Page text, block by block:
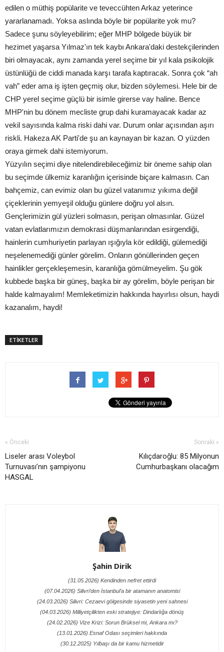
edilen o müthiş popülarite ve teveccühten Arkaz yeterince
yararlanamadı. Yoksa aslında böyle bir popülarite yok mu?
Sadece şunu söyleyebilirim; eğer MHP bölgede büyük bir
hezimet yaşarsa Yılmaz'ın tek kaybı Ankara'daki destekçilerinden
biri olmayacak, aynı zamanda yerel seçime bir yıl kala psikolojik
üstünlüğü de ciddi manada karşı tarafa kaptıracak. Sonra çok “ah
vah” eder ama iş işten geçmiş olur, bizden söylemesi. Hele bir de
CHP yerel seçime güçlü bir isimle girerse vay haline. Bence
MHP'nin bu dönem mecliste grup dahi kuramayacak kadar az
vekil sayısında kalma riski dahi var. Durum onlar açısından aşırı
riskli. Hakeza AK Parti'de şu an kaynayan bir kazan. O yüzden
oraya girmek dahi istemiyorum.
Yüzyılın seçimi diye nitelendirebileceğimiz bir öneme sahip olan
bu seçimde ülkemiz karanlığın içerisinde biçare kalmasın. Can
bahçemiz, can evimiz olan bu güzel vatanımız yıkıma değil
çiçeklerinin yemyeşil olduğu günlere doğru yol alsın.
Gençlerimizin gül yüzleri solmasın, perişan olmasınlar. Güzel
vatan evlatlarımızın demokrasi düşmanlarından esirgendiği,
hainlerin cumhuriyetin parlayan ışığıyla kör edildiği, gülemediği
neşelenemediği günler görelim. Onların gönüllerinden geçen
hainlikler gerçekleşemesin, karanlığa gömülmeyelim. Şu gök
kubbede başka bir güneş, başka bir ay görelim, böyle perişan bir
halde kalmayalım! Memleketimizin hakkında hayırlısı olsun, haydi
kazanalım, haydi!
ETİKETLER
« Önceki
Liseler arası Voleybol
Turnuvası’nın şampiyonu
HASGAL
Sonraki »
Kılıçdaroğlu: 85 Milyonun
Cumhurbaşkanı olacağım
Şahin Dirik
(31.05.2026) Kendinden nefret ettirdi
(07.04.2026) Silivri’den İstanbul’a bir atamanın anatomisi
(24.03.2026) Silivri: Cezaevi gölgesinde siyasetin yeni sahnesi
(04.03.2026) Milliyetçilikten eski stratejiye: Dindarlığa dönüş
(24.02.2026) Vize Krizi: Sorun Brüksel mi, Ankara mı?
(13.01.2026) Esnaf Odası seçimleri hakkında
(30.12.2025) Yılbaşı da bir kamu hizmetidir